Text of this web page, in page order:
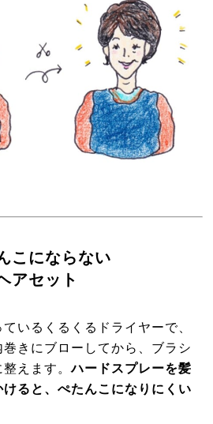
こにならない
アセット
いるくるくるドライヤーで、
巻きにブローしてから、ブラシ
整えます。ハードスプレーを髪
ると、ぺたんこになりにくい